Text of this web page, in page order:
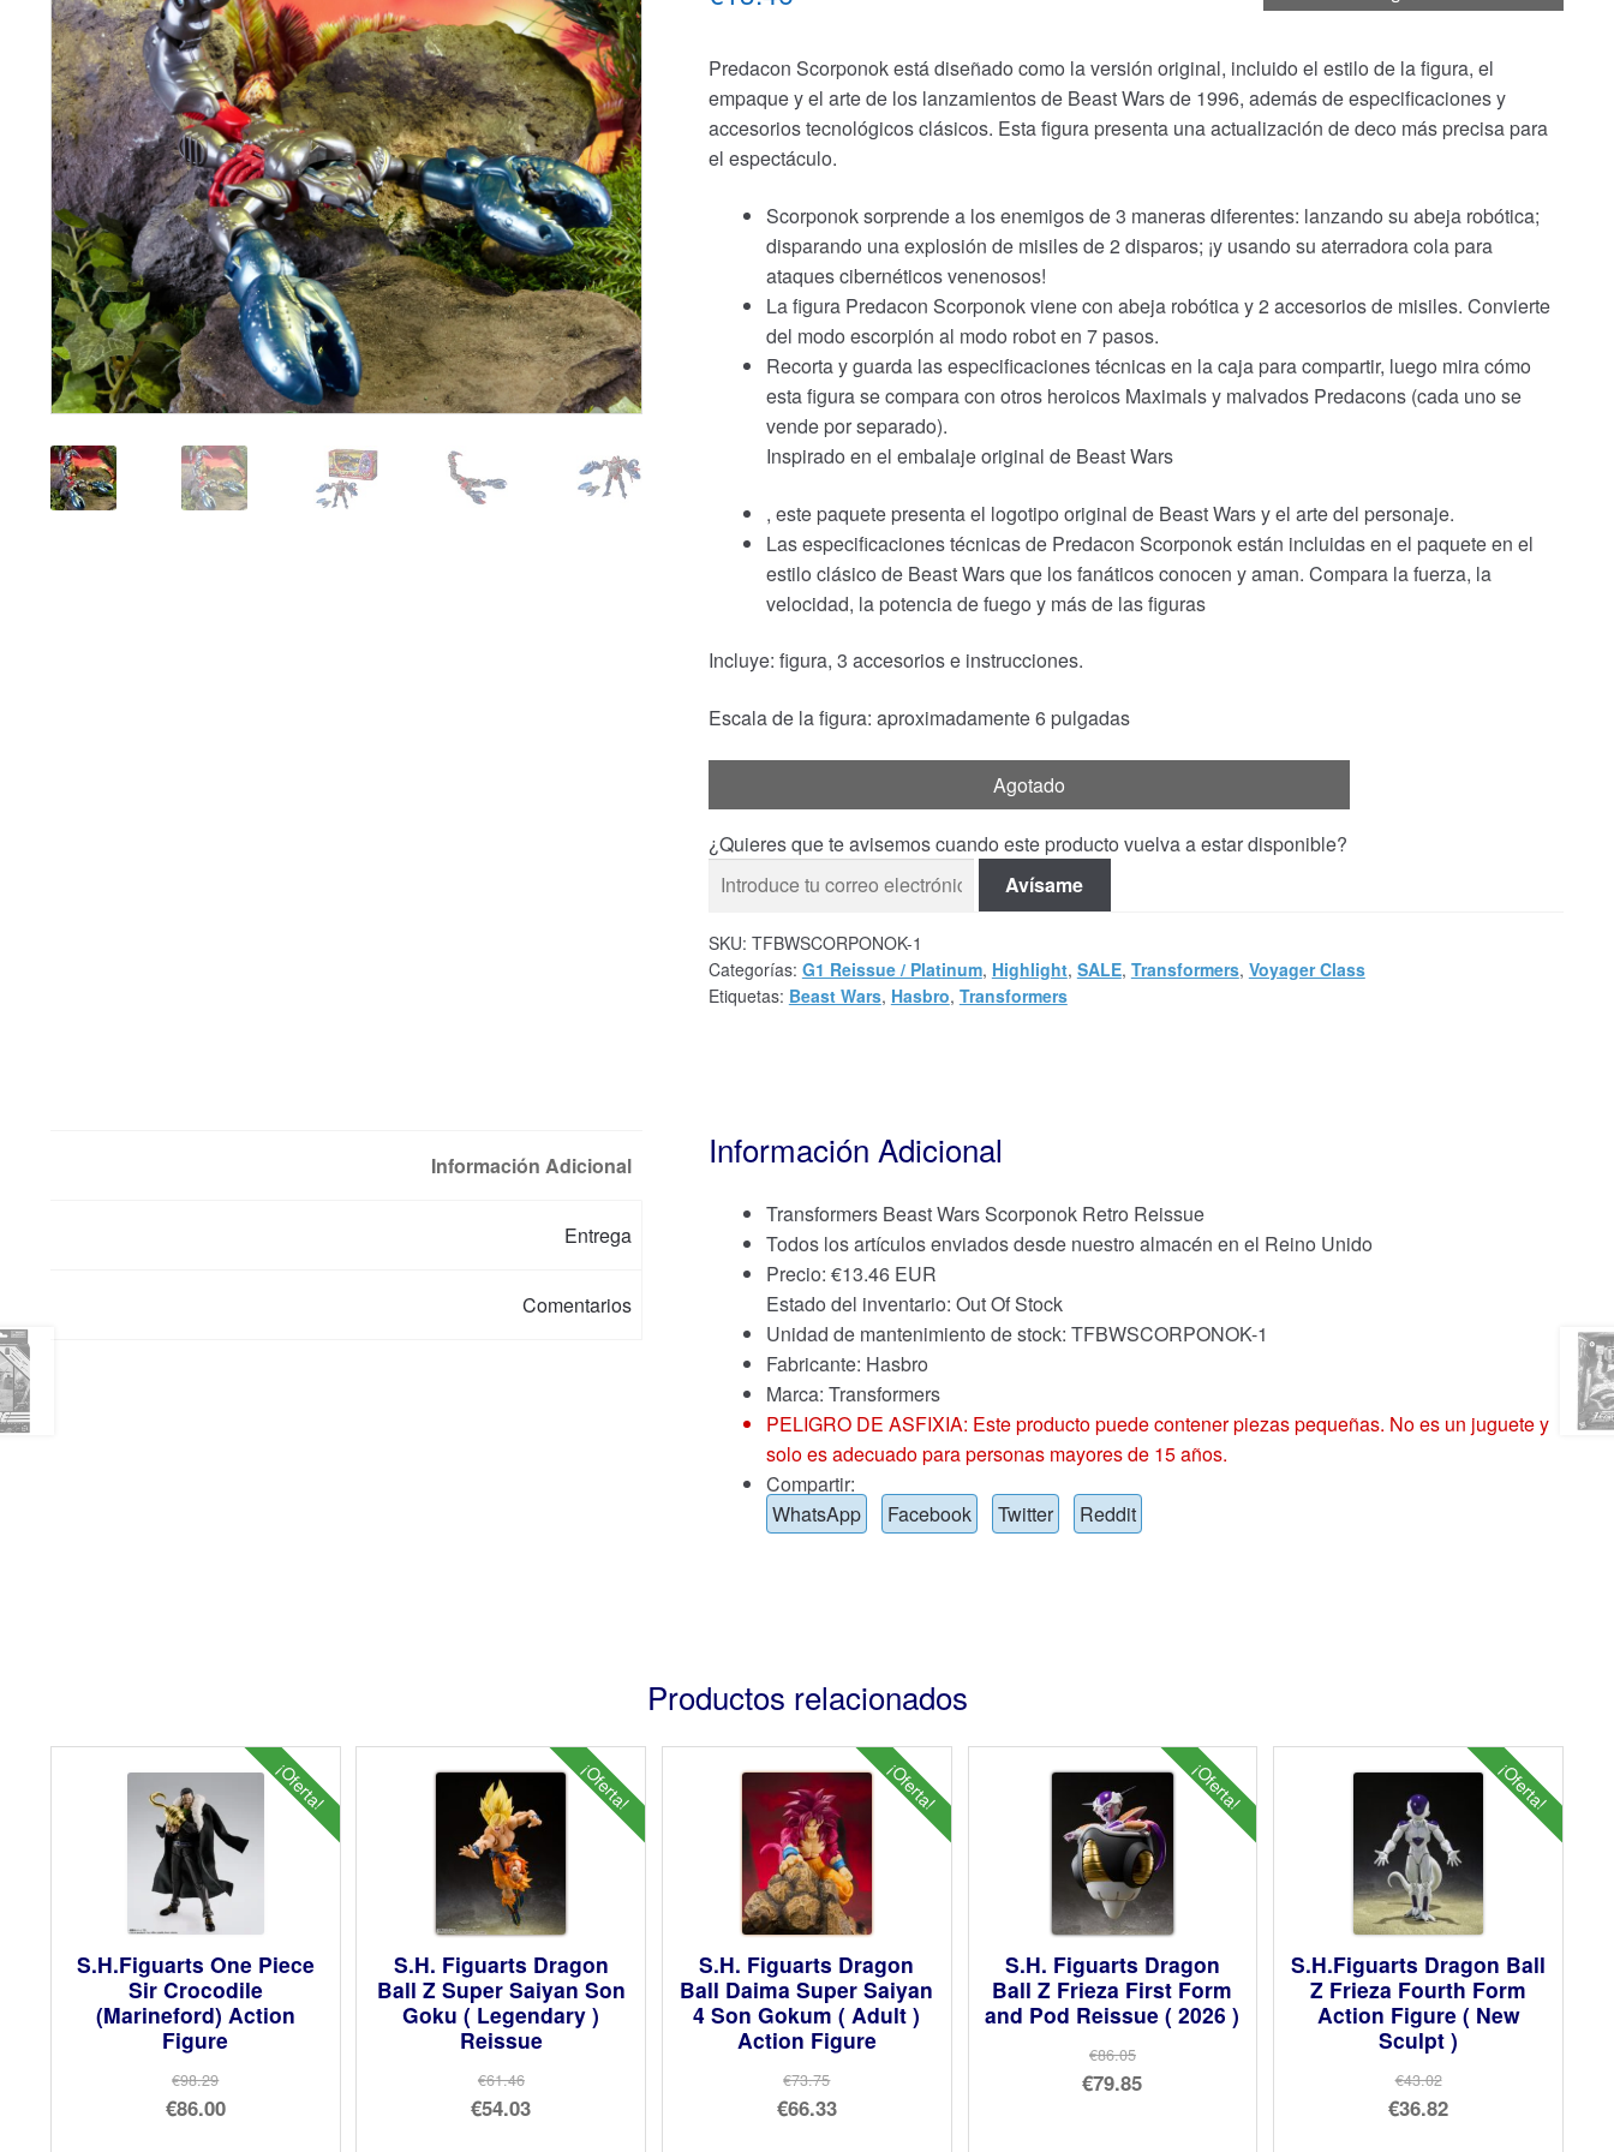
Predacon Scorponok está diseñado como la versión original, incluido el estilo de la figura, el
empaque y el arte de los lanzamientos de Beast Wars de 1996, además de especificaciones y
accesorios tecnológicos clásicos. Esta figura presenta una actualización de deco más precisa para
el espectáculo.
Scorponok sorprende a los enemigos de 3 maneras diferentes: lanzando su abeja robótica;
disparando una explosión de misiles de 2 disparos; ¡y usando su aterradora cola para
ataques cibernéticos venenosos!
La figura Predacon Scorponok viene con abeja robótica y 2 accesorios de misiles. Convierte
del modo escorpión al modo robot en 7 pasos.
Recorta y guarda las especificaciones técnicas en la caja para compartir, luego mira cómo
esta figura se compara con otros heroicos Maximals y malvados Predacons (cada uno se
vende por separado).
Inspirado en el embalaje original de Beast Wars
, este paquete presenta el logotipo original de Beast Wars y el arte del personaje.
Las especificaciones técnicas de Predacon Scorponok están incluidas en el paquete en el
estilo clásico de Beast Wars que los fanáticos conocen y aman. Compara la fuerza, la
velocidad, la potencia de fuego y más de las figuras
Incluye: figura, 3 accesorios e instrucciones.
Escala de la figura: aproximadamente 6 pulgadas
Agotado
¿Quieres que te avisemos cuando este producto vuelva a estar disponible?
Avísame
SKU: TFBWSCORPONOK-1
Categorías: G1 Reissue / Platinum, Highlight, SALE, Transformers, Voyager Class
Etiquetas: Beast Wars, Hasbro, Transformers
Información Adicional
Entrega
Comentarios
Información Adicional
Transformers Beast Wars Scorponok Retro Reissue
Todos los artículos enviados desde nuestro almacén en el Reino Unido
Precio: €13.46 EUR
Estado del inventario: Out Of Stock
Unidad de mantenimiento de stock: TFBWSCORPONOK-1
Fabricante: Hasbro
Marca: Transformers
PELIGRO DE ASFIXIA: Este producto puede contener piezas pequeñas. No es un juguete y
solo es adecuado para personas mayores de 15 años.
Compartir:
WhatsApp
Facebook Twitter Reddit
Productos relacionados
¡Oferta!
S.H.Figuarts One Piece
Sir Crocodile
(Marineford) Action
Figure
€98.29
El
€86.00
¡Oferta!
S.H. Figuarts Dragon
Ball Z Super Saiyan Son
Goku ( Legendary )
Reissue
€61.46
El
€54.03
¡Oferta!
S.H. Figuarts Dragon
Ball Daima Super Saiyan
4 Son Gokum ( Adult )
Action Figure
€73.75
El
€66.33
¡Oferta!
S.H. Figuarts Dragon
Ball Z Frieza First Form
and Pod Reissue ( 2026 )
€86.05
El
€79.85
¡Oferta!
S.H.Figuarts Dragon Ball
Z Frieza Fourth Form
Action Figure ( New
Sculpt )
€43.02
El
€36.82